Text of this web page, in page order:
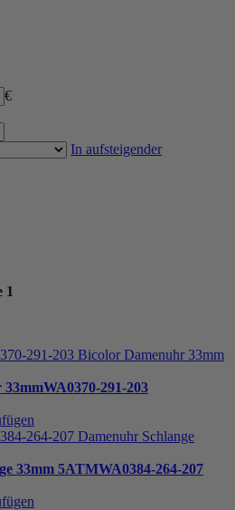
€
In aufsteigender
1
33mmWA0370-291-203
33mm 5ATMWA0384-264-207